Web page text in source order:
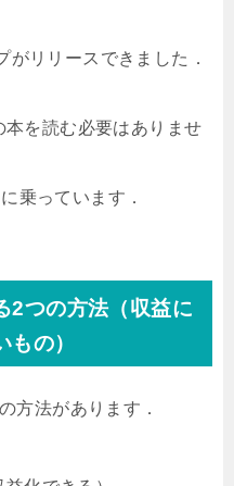
がリリースできました．
を読む必要はありませ
乗っています．
2つの方法（収益に
の）
方法があります．